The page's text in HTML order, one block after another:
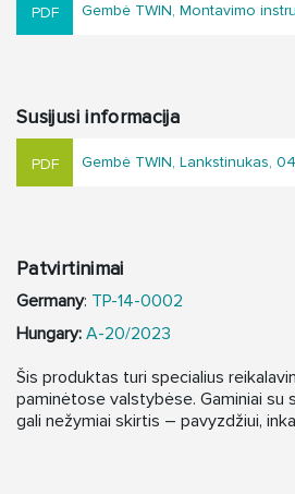
Gembė TWIN, Montavimo
Susijusi informacija
Gembė TWIN, Lankstinukas,
Patvirtinimai
Germany: TP-14-0002
Hungary: A-20/2023
Šis produktas turi specialius
paminėtose valstybėse. Gaminiai su
gali nežymiai skirtis – pavyzdžiui,